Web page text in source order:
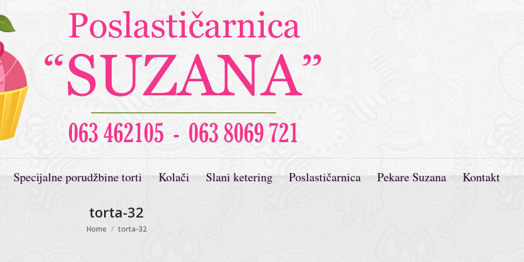
Specijalne porudžbine torti Kolači Slani ketering Poslastičarnica Pekare Suzana Kontakt
torta-32
You are here:
Home torta-32